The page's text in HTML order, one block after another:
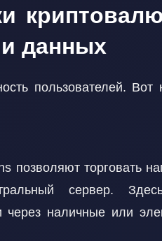
данных
пользователей. Вот
позволяют торговать
сервер.
через наличные или